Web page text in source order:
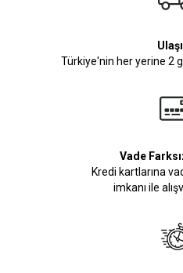
Türkiye'nin her yerine 2
Vade
Kredi kartlarına
imkanı ile